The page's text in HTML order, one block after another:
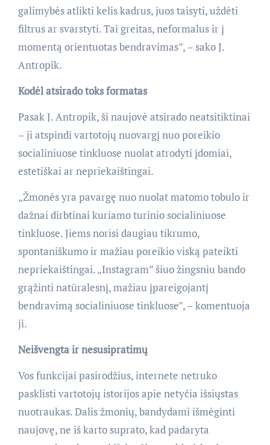
galimybės atlikti kelis kadrus, juos taisyti, uždėti
filtrus ar svarstyti. Tai greitas, neformalus ir į
momentą orientuotas bendravimas”, – sako J.
Antropik.
Kodėl atsirado toks formatas
Pasak J. Antropik, ši naujovė atsirado neatsitiktinai
– ji atspindi vartotojų nuovargį nuo poreikio
socialiniuose tinkluose nuolat atrodyti įdomiai,
estetiškai ar nepriekaištingai.
„Žmonės yra pavargę nuo nuolat matomo tobulo ir
dažnai dirbtinai kuriamo turinio socialiniuose
tinkluose. Jiems norisi daugiau tikrumo,
spontaniškumo ir mažiau poreikio viską pateikti
nepriekaištingai. „Instagram” šiuo žingsniu bando
grąžinti natūralesnį, mažiau įpareigojantį
bendravimą socialiniuose tinkluose”, – komentuoja
ji.
Neišvengta ir nesusipratimų
Vos funkcijai pasirodžius, internete netruko
pasklisti vartotojų istorijos apie netyčia išsiųstas
nuotraukas. Dalis žmonių, bandydami išmėginti
naujovę, ne iš karto suprato, kad padaryta